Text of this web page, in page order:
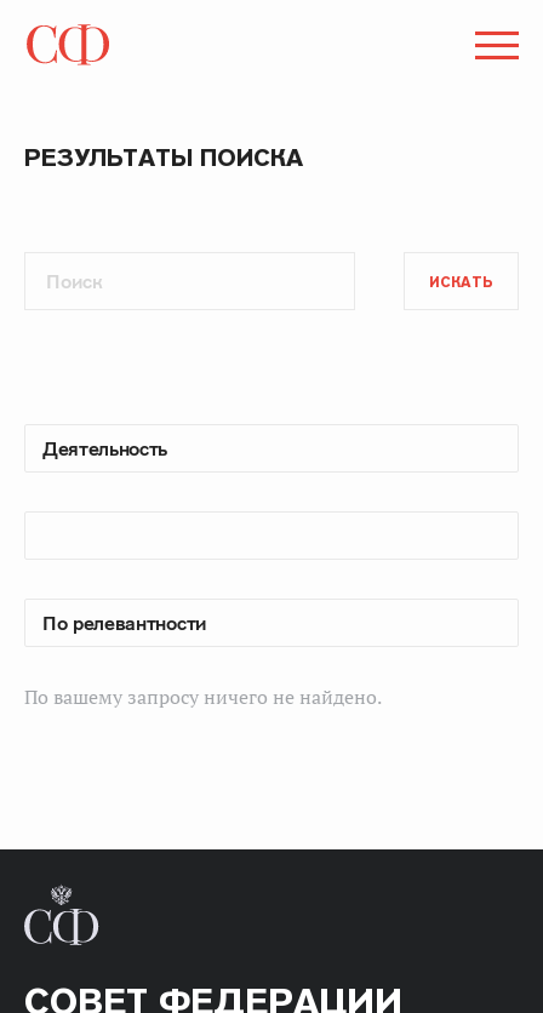
РЕЗУЛЬТАТЫ ПОИСКА
ИСКАТЬ
По вашему запросу ничего не найдено.
СОВЕТ ФЕДЕРАЦИИ